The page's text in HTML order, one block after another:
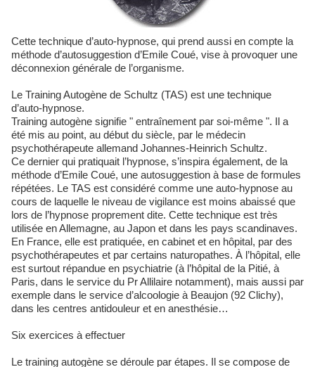
Cette technique d’auto-hypnose, qui prend aussi en compte la
méthode d’autosuggestion d’Emile Coué, vise à provoquer une
déconnexion générale de l’organisme.
Le Training Autogène de Schultz (TAS) est une technique
d’auto-hypnose.
Training autogène signifie " entraînement par soi-même ". Il a
été mis au point, au début du siècle, par le médecin
psychothérapeute allemand Johannes-Heinrich Schultz.
Ce dernier qui pratiquait l’hypnose, s’inspira également, de la
méthode d’Emile Coué, une autosuggestion à base de formules
répétées. Le TAS est considéré comme une auto-hypnose au
cours de laquelle le niveau de vigilance est moins abaissé que
lors de l’hypnose proprement dite. Cette technique est très
utilisée en Allemagne, au Japon et dans les pays scandinaves.
En France, elle est pratiquée, en cabinet et en hôpital, par des
psychothérapeutes et par certains naturopathes. À l’hôpital, elle
est surtout répandue en psychiatrie (à l’hôpital de la Pitié, à
Paris, dans le service du Pr Allilaire notamment), mais aussi par
exemple dans le service d’alcoologie à Beaujon (92 Clichy),
dans les centres antidouleur et en anesthésie…
Six exercices à effectuer
Le training autogène se déroule par étapes. Il se compose de